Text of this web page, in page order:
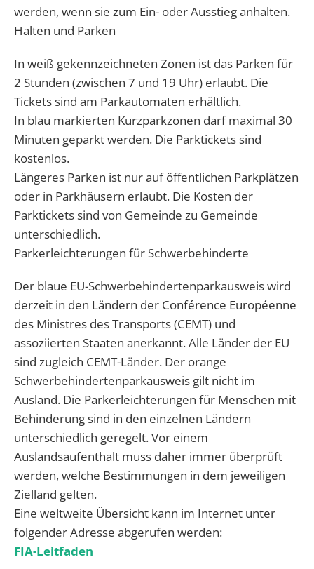
werden, wenn sie zum Ein- oder Ausstieg anhalten.
Halten und Parken
In weiß gekennzeichneten Zonen ist das Parken für
2 Stunden (zwischen 7 und 19 Uhr) erlaubt. Die
Tickets sind am Parkautomaten erhältlich.
In blau markierten Kurzparkzonen darf maximal 30
Minuten geparkt werden. Die Parktickets sind
kostenlos.
Längeres Parken ist nur auf öffentlichen Parkplätzen
oder in Parkhäusern erlaubt. Die Kosten der
Parktickets sind von Gemeinde zu Gemeinde
unterschiedlich.
Parkerleichterungen für Schwerbehinderte
Der blaue EU-Schwerbehindertenparkausweis wird
derzeit in den Ländern der Conférence Européenne
des Ministres des Transports (CEMT) und
assoziierten Staaten anerkannt. Alle Länder der EU
sind zugleich CEMT-Länder. Der orange
Schwerbehindertenparkausweis gilt nicht im
Ausland. Die Parkerleichterungen für Menschen mit
Behinderung sind in den einzelnen Ländern
unterschiedlich geregelt. Vor einem
Auslandsaufenthalt muss daher immer überprüft
werden, welche Bestimmungen in dem jeweiligen
Zielland gelten.
Eine weltweite Übersicht kann im Internet unter
folgender Adresse abgerufen werden:
FIA-Leitfaden